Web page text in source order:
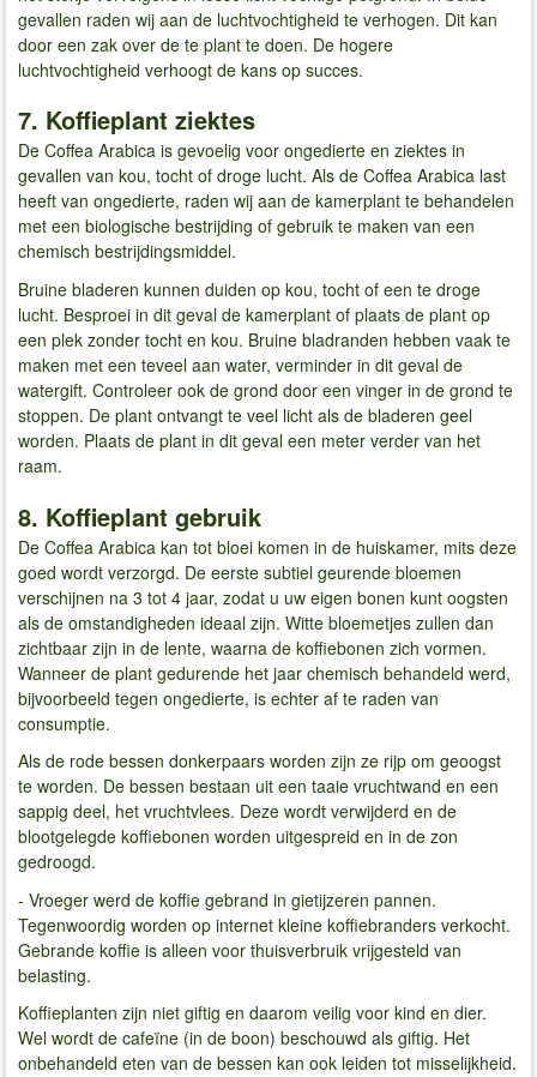
gevallen raden wij aan de luchtvochtigheid te verhogen. Dit kan
door een zak over de te plant te doen. De hogere
luchtvochtigheid verhoogt de kans op succes.
7. Koffieplant ziektes
De Coffea Arabica is gevoelig voor ongedierte en ziektes in
gevallen van kou, tocht of droge lucht. Als de Coffea Arabica last
heeft van ongedierte, raden wij aan de kamerplant te behandelen
met een biologische bestrijding of gebruik te maken van een
chemisch bestrijdingsmiddel.
Bruine bladeren kunnen duiden op kou, tocht of een te droge
lucht. Besproei in dit geval de kamerplant of plaats de plant op
een plek zonder tocht en kou. Bruine bladranden hebben vaak te
maken met een teveel aan water, verminder in dit geval de
watergift. Controleer ook de grond door een vinger in de grond te
stoppen. De plant ontvangt te veel licht als de bladeren geel
worden. Plaats de plant in dit geval een meter verder van het
raam.
8. Koffieplant gebruik
De Coffea Arabica kan tot bloei komen in de huiskamer, mits deze
goed wordt verzorgd. De eerste subtiel geurende bloemen
verschijnen na 3 tot 4 jaar, zodat u uw eigen bonen kunt oogsten
als de omstandigheden ideaal zijn. Witte bloemetjes zullen dan
zichtbaar zijn in de lente, waarna de koffiebonen zich vormen.
Wanneer de plant gedurende het jaar chemisch behandeld werd,
bijvoorbeeld tegen ongedierte, is echter af te raden van
consumptie.
Als de rode bessen donkerpaars worden zijn ze rijp om geoogst
te worden. De bessen bestaan uit een taaie vruchtwand en een
sappig deel, het vruchtvlees. Deze wordt verwijderd en de
blootgelegde koffiebonen worden uitgespreid en in de zon
gedroogd.
- Vroeger werd de koffie gebrand in gietijzeren pannen.
Tegenwoordig worden op internet kleine koffiebranders verkocht.
Gebrande koffie is alleen voor thuisverbruik vrijgesteld van
belasting.
Koffieplanten zijn niet giftig en daarom veilig voor kind en dier.
Wel wordt de cafeïne (in de boon) beschouwd als giftig. Het
onbehandeld eten van de bessen kan ook leiden tot misselijkheid.